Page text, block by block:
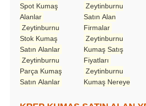
Spot Kumaş
Alanlar
Zeytinburnu
Stok Kumaş
Satın Alanlar
Zeytinburnu
Parça Kumaş
Satın Alanlar
Zeytinburnu
Satın Alan
Firmalar
Zeytinburnu
Kumaş Satış
Fiyatları
Zeytinburnu
Kumaş Nereye